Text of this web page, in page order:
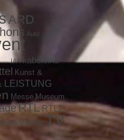
ARD
Auto
IAA kabeleins
Kunst &
LEISTUNG
Messe Museum
RTL RTL2
TV